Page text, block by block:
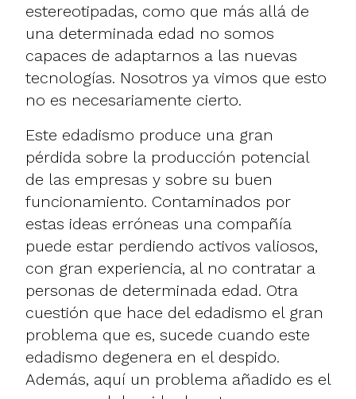
estereotipadas, como que más allá de
una determinada edad no somos
capaces de adaptarnos a las nuevas
tecnologías. Nosotros ya vimos que esto
no es necesariamente cierto.
Este edadismo produce una gran
pérdida sobre la producción potencial
de las empresas y sobre su buen
funcionamiento. Contaminados por
estas ideas erróneas una compañía
puede estar perdiendo activos valiosos,
con gran experiencia, al no contratar a
personas de determinada edad. Otra
cuestión que hace del edadismo el gran
problema que es, sucede cuando este
edadismo degenera en el despido.
Además, aquí un problema añadido es el